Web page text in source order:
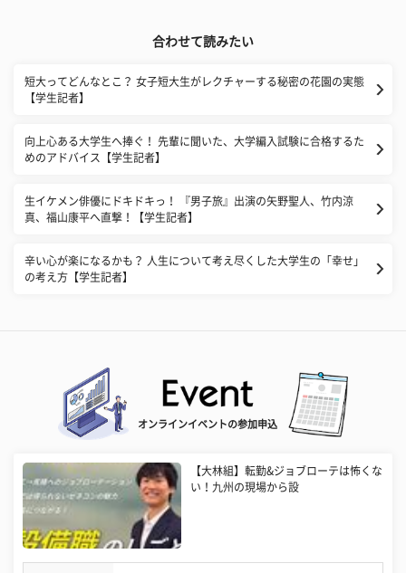
合わせて読みたい
短大ってどんなとこ？ 女子短大生がレクチャーする秘密の花園の実態
【学生記者】
向上心ある大学生へ捧ぐ！ 先輩に聞いた、大学編入試験に合格するた
めのアドバイス【学生記者】
生イケメン俳優にドキドキっ！ 『男子旅』出演の矢野聖人、竹内涼
真、福山康平へ直撃！【学生記者】
辛い心が楽になるかも？ 人生について考え尽くした大学生の「幸せ」
の考え方【学生記者】
オンラインイベントの参加申込
【大林組】転勤&ジョブローテは怖くな
い！九州の現場から設